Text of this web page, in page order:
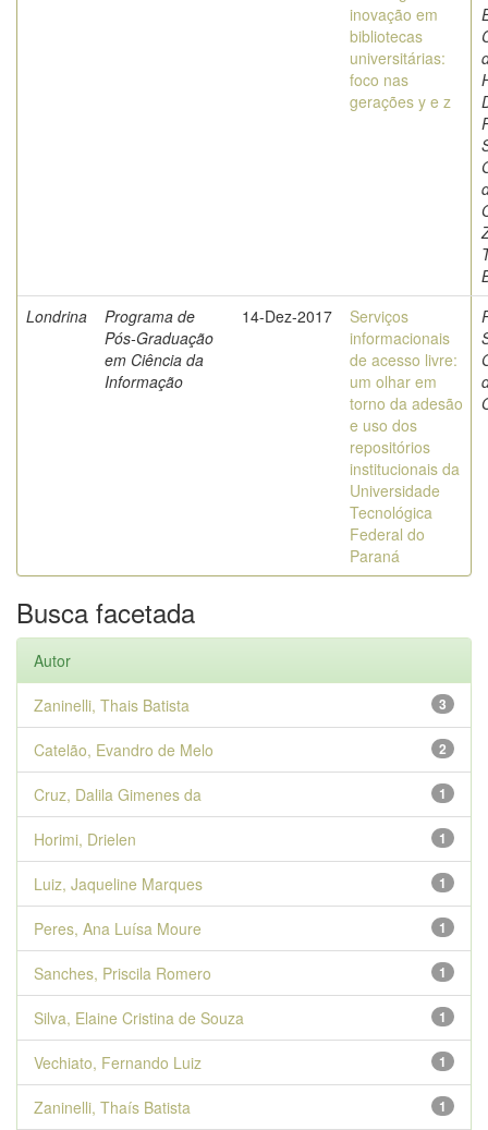
inovação em
bibliotecas
universitárias:
foco nas
gerações y e z
Londrina
Programa de
Pós-Graduação
em Ciência da
Informação
14-Dez-2017
Serviços
informacionais
de acesso livre:
um olhar em
torno da adesão
e uso dos
repositórios
institucionais da
Universidade
Tecnológica
Federal do
Paraná
Busca facetada
Autor
3
Zaninelli, Thais Batista
2
Catelão, Evandro de Melo
1
Cruz, Dalila Gimenes da
1
Horimi, Drielen
1
Luiz, Jaqueline Marques
1
Peres, Ana Luísa Moure
1
Sanches, Priscila Romero
1
Silva, Elaine Cristina de Souza
1
Vechiato, Fernando Luiz
1
Zaninelli, Thaís Batista